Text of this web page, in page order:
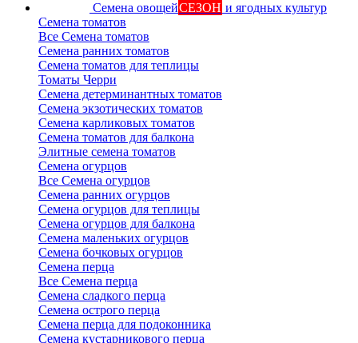
Семена овощейСЕЗОН и ягодных культур
Семена томатов
Все Семена томатов
Семена ранних томатов
Семена томатов для теплицы
Томаты Черри
Семена детерминантных томатов
Семена экзотических томатов
Семена карликовых томатов
Семена томатов для балкона
Элитные семена томатов
Семена огурцов
Все Семена огурцов
Семена ранних огурцов
Семена огурцов для теплицы
Семена огурцов для балкона
Семена маленьких огурцов
Семена бочковых огурцов
Семена перца
Все Семена перца
Семена сладкого перца
Семена острого перца
Семена перца для подоконника
Семена кустарникового перца